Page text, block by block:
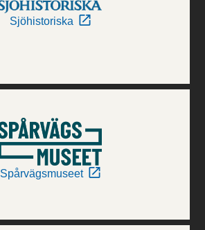
Sjöhistoriska
Spårvägsmuseet